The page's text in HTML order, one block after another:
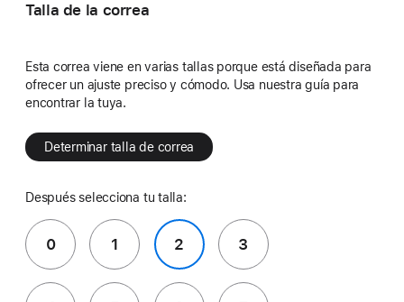
Talla de la correa
Esta correa viene en varias tallas porque está diseñada para
ofrecer un ajuste preciso y cómodo. Usa nuestra guía para
encontrar la tuya.
Determinar talla de correa
Después selecciona tu talla:
0 1 2 3